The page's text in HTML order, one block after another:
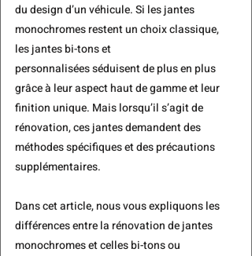
du design d’un véhicule. Si les jantes
monochromes restent un choix classique,
les jantes bi-tons et
personnalisées séduisent de plus en plus
grâce à leur aspect haut de gamme et leur
finition unique. Mais lorsqu’il s’agit de
rénovation, ces jantes demandent des
méthodes spécifiques et des précautions
supplémentaires.
Dans cet article, nous vous expliquons les
différences entre la rénovation de jantes
monochromes et celles bi-tons ou